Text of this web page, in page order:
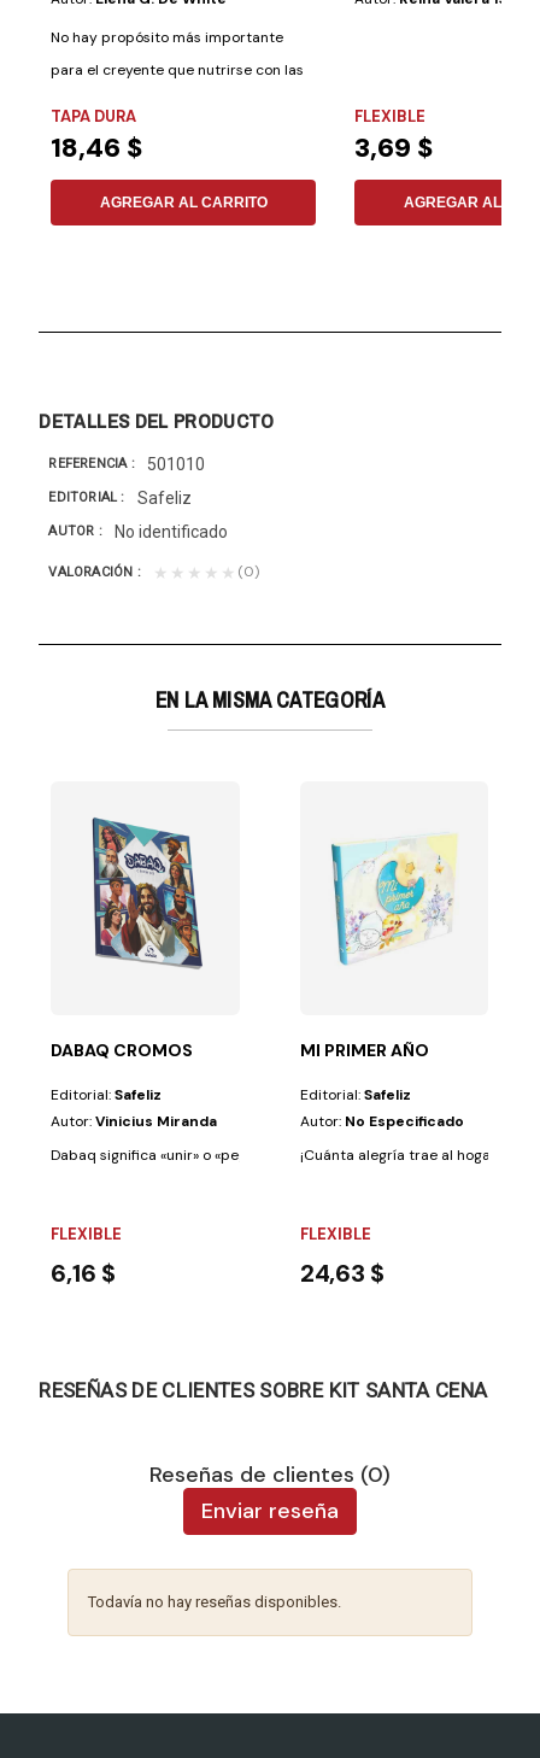
No hay propósito más importante
para el creyente que nutrirse con las
TAPA DURA
18,46 $
AGREGAR AL CARRITO
FLEXIBLE
3,69 $
AGREGAR AL
DETALLES DEL PRODUCTO
REFERENCIA 501010
EDITORIAL Safeliz
AUTOR No identificado
VALORACIÓN ★★★★★ (0)
EN LA MISMA CATEGORÍA
palabras de...
cargas, información y corridas, es común que a las...
DABAQ CROMOS
Editorial:Safeliz
Autor:Vinicius Miranda
Dabaq significa «unir» o «pegar» en hebreo, y este álbum de cromos ha
FLEXIBLE
6,16 $
MI PRIMER AÑO
Editorial:Safeliz
Autor: No Especificado
¡Cuánta alegría trae al hogar la
FLEXIBLE
24,63 $
RESEÑAS DE CLIENTES SOBRE KIT SANTA CENA
Reseñas de clientes (0)
Enviar reseña
Todavía no hay reseñas disponibles.